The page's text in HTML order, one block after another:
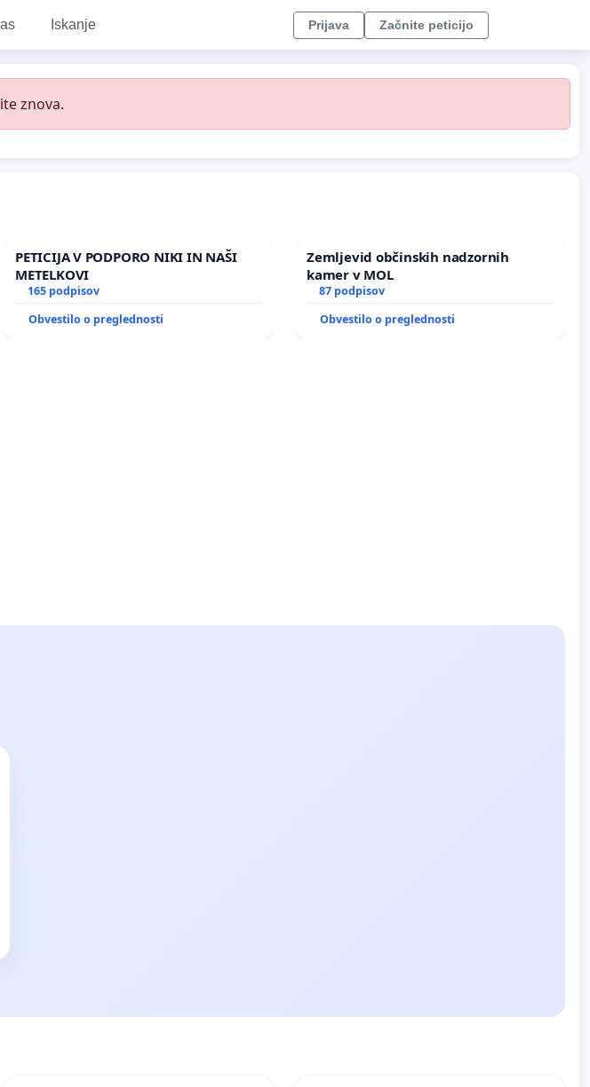
Iskanje Prijava Začnite peticijo
znova.
PETICIJA V PODPORO NIKI IN NAŠI
METELKOVI
165 podpisov
Obvestilo o preglednosti
Zemljevid občinskih nadzornih
kamer v MOL
87 podpisov
Obvestilo o preglednosti